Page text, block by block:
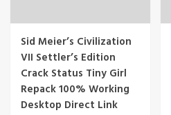
Sid Meier’s Civilization
VII Settler’s Edition
Crack Status Tiny Girl
Repack 100% Working
Desktop Direct Link